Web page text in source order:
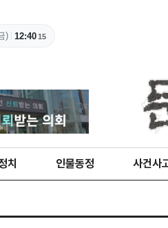
) 12:4016
치 인물동정 사건사